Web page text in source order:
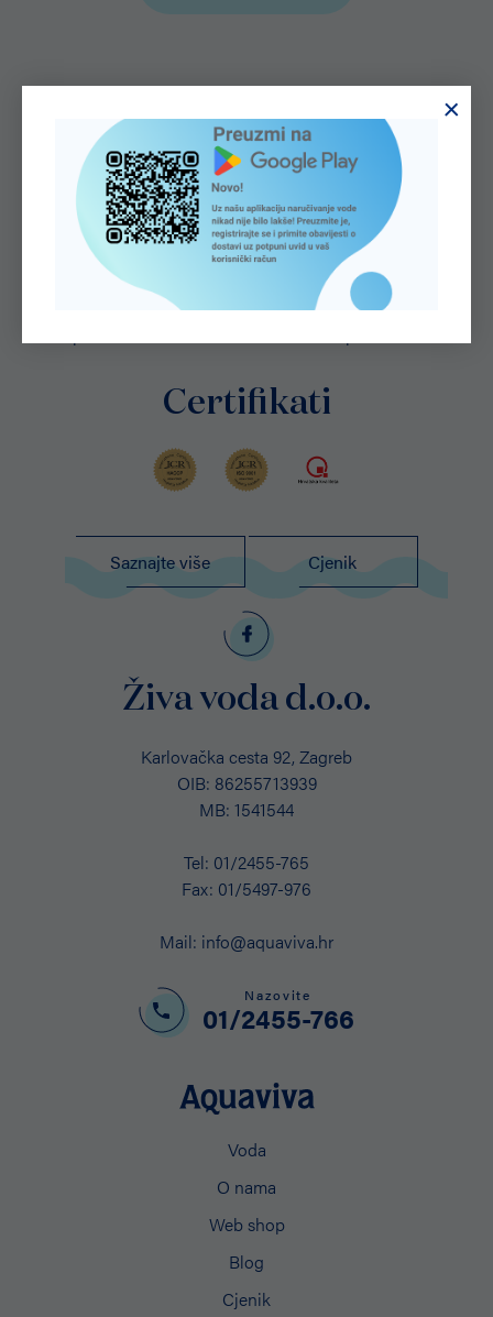
SAZNAJTE VIŠE O NAMA
Vodaje pokretačka snaga
cijele prirode.
O kvaliteti našeg proizvoda, vode Aquaviva svjedoče
brojna priznanja i certifikati koje dodjeljuju stručne i
nezavisne nadležne institucije. Ponosni smo na dobivene
Certifikati
Saznajte više Cjenik
Živa voda d.o.o.
Karlovačka cesta 92, Zagreb
OIB: 86255713939
MB: 1541544
Tel: 01/2455-765
Fax: 01/5497-976
Mail: info@aquaviva.hr
Nazovite
01/2455-766
Voda
O nama
Web shop
Blog
Cjenik